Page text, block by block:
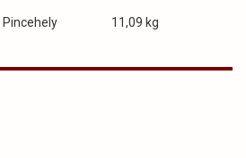
11,09 kg